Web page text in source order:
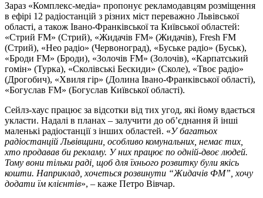
Зараз «Комплекс-медіа» пропонує рекламодавцям розміщення
в ефірі 12 радіостанцій з різних міст переважно Львівської
області, а також Івано-Франківської та Київської областей:
«Стрий FM» (Стрий), «Жидачів FM» (Жидачів), Fresh FM
(Стрий), «Нео радіо» (Червоноград), «Буське радіо» (Буськ),
«Броди FM» (Броди), «Золочів FM» (Золочів), «Карпатський
гомін» (Турка), «Сколівські Бескиди» (Сколе), «Твоє радіо»
(Дрогобич), «Хвиля гір» (Долина Івано-Франківської області),
«Богуслав FM» (Богуслав Київської області).
Сейлз-хаус працює за відсотки від тих угод, які йому вдається
укласти. Надалі в планах – залучити до об’єднання й інші
маленькі радіостанції з інших областей. «У багатьох
радіостанцій Львівщини, особливо комунальних, немає тих,
хто продавав би рекламу. У них працює по одній-двоє людей.
Тому вони тільки раді, щоб для їхнього розвитку були якісь
кошти. Наприклад, хочеться розвинути “Жидачів ФМ”, хочу
додати їм клієнтів», – каже Петро Вівчар.